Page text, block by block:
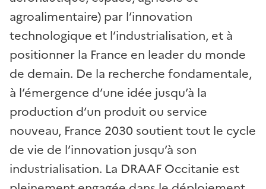
agroalimentaire) par l’innovation
technologique et l’industrialisation, et à
positionner la France en leader du monde
de demain. De la recherche fondamentale,
à l’émergence d’une idée jusqu’à la
production d’un produit ou service
nouveau, France 2030 soutient tout le cycle
de vie de l’innovation jusqu’à son
industrialisation. La DRAAF Occitanie est